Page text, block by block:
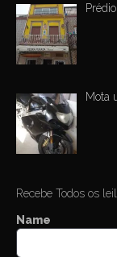
Mota
Recebe Todos os
Name